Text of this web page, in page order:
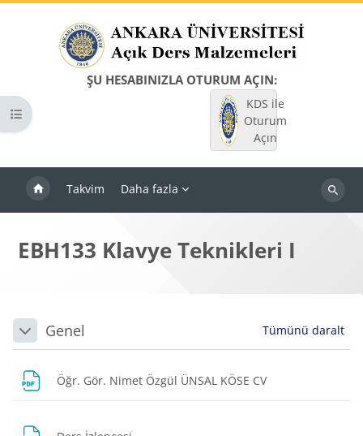
ŞU HESABINIZLA OTURUM AÇIN:
KDS ile
Oturum
Açın
Takvim Daha fazla
Dersleri
Kurs dizinini aç
EBH133 Klavye Teknikleri I
Bloklar
Bölüm anahatları
DaraltGenel Tümünü daralt
Öğr. Gör. Nimet Özgül ÜNSAL KÖSE CVURL